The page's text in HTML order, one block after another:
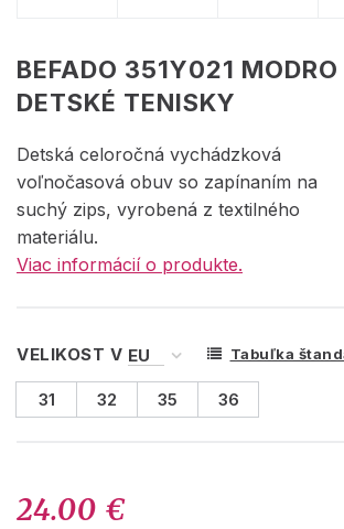
BEFADO 351Y021 MODRO
DETSKÉ TENISKY
Detská celoročná vychádzková
voľnočasová obuv so zapínaním na
suchý zips, vyrobená z textilného
materiálu.
Viac informácií o produkte.
VELIKOST V Tabuľka
31 32 35 36
24.00 €